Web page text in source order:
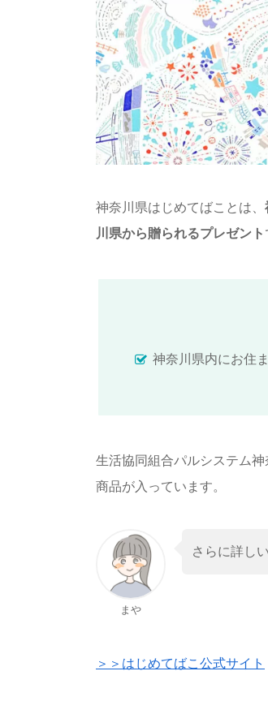
神奈川県はじめてばことは、
川県から贈られるプレゼント
神奈川県内にお住
生活協同組合パルシステム
商品が入っています。
まや
さらに詳し
＞＞はじめてばこ公式サイト